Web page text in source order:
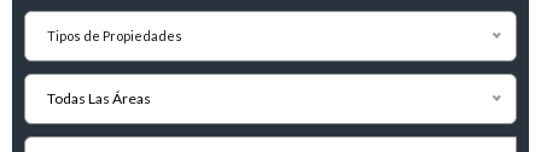
Tipos de Propiedades